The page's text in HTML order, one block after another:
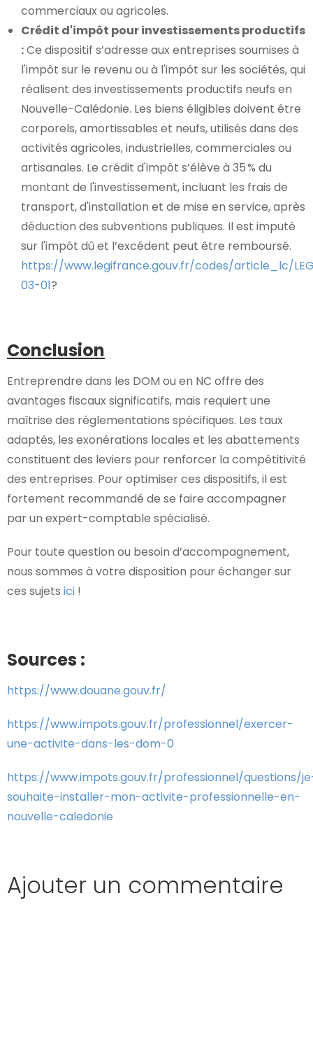
commerciaux ou agricoles.
Crédit d'impôt pour investissements productifs
:Ce dispositif s’adresse aux entreprises soumises à
l'impôt sur le revenu ou à l'impôt sur les sociétés, qui
réalisent des investissements productifs neufs en
Nouvelle-Calédonie. Les biens éligibles doivent être
corporels, amortissables et neufs, utilisés dans des
activités agricoles, industrielles, commerciales ou
artisanales. Le crédit d'impôt s’élève à 35 % du
montant de l'investissement, incluant les frais de
transport, d'installation et de mise en service, après
déduction des subventions publiques. Il est imputé
sur l'impôt dû et l’excédent peut être remboursé.
https://www.legifrance.gouv.fr/codes/article_lc/
03-01?
Conclusion
Entreprendre dans les DOM ou en NC offre des
avantages fiscaux significatifs, mais requiert une
maîtrise des réglementations spécifiques. Les taux
adaptés, les exonérations locales et les abattements
constituent des leviers pour renforcer la compétitivité
des entreprises. Pour optimiser ces dispositifs, il est
fortement recommandé de se faire accompagner
par un expert-comptable spécialisé.
Pour toute question ou besoin d’accompagnement,
nous sommes à votre disposition pour échanger sur
ces sujets ici !
Sources :
https://www.douane.gouv.fr/
https://www.impots.gouv.fr/professionnel/exercer-
une-activite-dans-les-dom-0
https://www.impots.gouv.fr/professionnel/questions/
souhaite-installer-mon-activite-professionnelle-en-
nouvelle-caledonie
Ajouter un commentaire